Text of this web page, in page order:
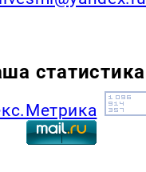
статистика